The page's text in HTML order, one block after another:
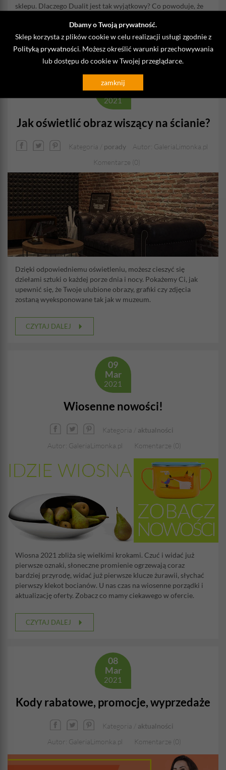
Dbamy o Twoją prywatność.
Sklep korzysta z plików cookie w celu realizacji usługi zgodnie z
Polityką prywatności. Możesz określić warunki przechowywania
lub dostępu do cookie w Twojej przeglądarce.
zamknij
sklepu. Dlaczego Dualit jest tak wyjątkowy? Co powoduje, że
CZYTAJ DALEJ
15
Mar
2021
Jak oświetlić obraz wiszący na ścianie?
Kategoria / porady
Autor: GaleriaLimonka.pl
Komentarze (0)
Dzięki odpowiedniemu oświetleniu, możesz cieszyć się
dziełami sztuki o każdej porze dnia i nocy. Pokażemy Ci, jak
upewnić się, że Twoje ulubione obrazy, grafiki czy zdjęcia
zostaną wyeksponowane tak jak w muzeum.
CZYTAJ DALEJ
09
Mar
2021
Wiosenne nowości!
Kategoria / aktualności
Autor: GaleriaLimonka.pl
Komentarze (0)
Wiosna 2021 zbliża się wielkimi krokami. Czuć i widać już
pierwsze oznaki, słoneczne promienie ogrzewają coraz
bardziej przyrodę, widać już pierwsze klucze żurawii, słychać
pierwszy klekot bocianów. U nas czas na wiosenne porządki i
aktualizację oferty. Zobacz co mamy ciekawego w ofercie.
CZYTAJ DALEJ
08
Mar
2021
Kody rabatowe, promocje, wyprzedaże
Kategoria / aktualności
Autor: GaleriaLimonka.pl
Komentarze (0)